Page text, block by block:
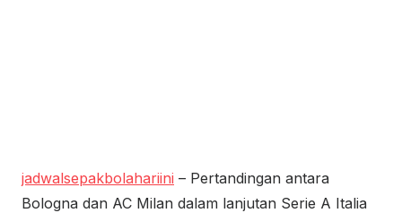
jadwalsepakbolahariini – Pertandingan antara
Bologna dan AC Milan dalam lanjutan Serie A Italia